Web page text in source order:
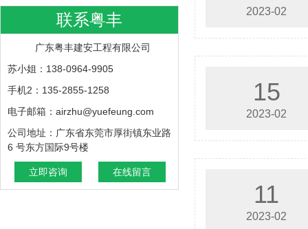
联系粤丰
广东粤丰建安工程有限公司
苏小姐：138-0964-9905
手机2：135-2855-1258
电子邮箱：airzhu@yuefeung.com
公司地址：广东省东莞市厚街镇东业路
6 号东方国际9号楼
立即咨询 在线留言
2023-02
15
2023-02
11
2023-02